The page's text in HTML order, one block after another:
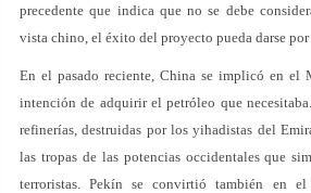
precedente que indica que no se debe
vista chino, el éxito del proyecto pueda darse por
En el pasado reciente, China se implicó en el
intención de adquirir el petróleo que
refinerías, destruidas por los yihadistas del
las tropas de las potencias occidentales que
terroristas. Pekín se convirtió también en